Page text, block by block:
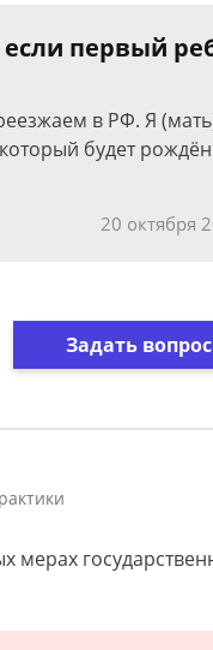
первый
в РФ. Я
будет
20 октября
Задать вопрос
мерах